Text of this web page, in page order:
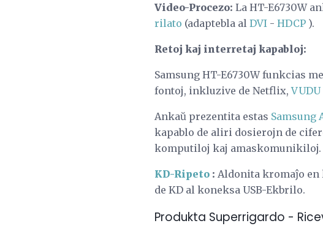
Video-Procezo: La HT-E6730W
rilato (adaptebla al DVI - HDCP ).
Retoj kaj interretaj kapabloj:
Samsung HT-E6730W funkcias
fontoj, inkluzive de Netflix,VUDU
Ankaŭ prezentita estas Samsung
kapablo de aliri dosierojn de
komputiloj kaj amaskomunikiloj.
KD-Ripeto : Aldonita kromaĵo en
de KD al koneksa USB-Ekbrilo.
Produkta Superrigardo -